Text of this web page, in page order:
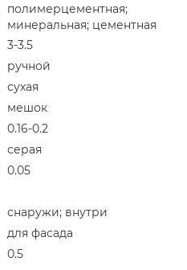
полимерцементная;
минеральная; цементная
3-3.5
ручной
сухая
мешок
0.16-0.2
серая
0.05
снаружи; внутри
для фасада
0.5